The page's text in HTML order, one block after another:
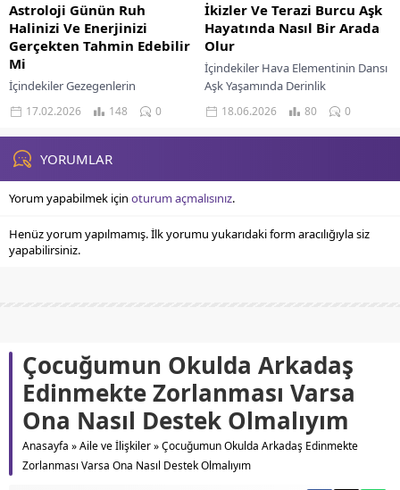
Astroloji Günün Ruh
Halinizi Ve Enerjinizi
Gerçekten Tahmin Edebilir
Mi
İçindekiler Gezegenlerin
Dokunuşuyla Aşk Hayatınızın Yönü
Yıldızların Rehberliğinde Kariyer
Yollarının Belirginleşmesi Kozmik
Etkileşimlerin Finansal Akışınızdaki
süregelen kozmik...
17.02.2026 148 0
İkizler Ve Terazi Burcu Aşk
Hayatında Nasıl Bir Arada
Olur
İçindekiler Hava Elementinin Dansı
Aşk Yaşamında Derinlik
Profesyonel Yolda Birliktelik
Finansal Uyum Ve Zorluklar Göksel
enerji akışları, iki ruhun bir...
18.06.2026 80 0
YORUMLAR
Yorum yapabilmek için oturum açmalısınız.
Henüz yorum yapılmamış. İlk yorumu yukarıdaki form aracılığıyla siz
yapabilirsiniz.
Çocuğumun Okulda Arkadaş
Edinmekte Zorlanması Varsa
Ona Nasıl Destek Olmalıyım
Anasayfa »Aile ve İlişkiler»Çocuğumun Okulda Arkadaş Edinmekte
Zorlanması Varsa Ona Nasıl Destek Olmalıyım